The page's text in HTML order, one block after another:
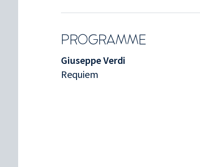
PROGRAMME
Giuseppe Verdi
Requiem